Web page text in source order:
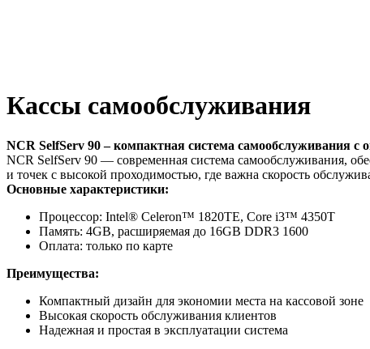
Кассы самообслуживания
NCR SelfServ 90 – компактная система самообслуживания с
NCR SelfServ 90 — современная система самообслуживания,
и точек с высокой проходимостью, где важна скорость
Основные характеристики:
Процессор: Intel® Celeron™ 1820TE, Core i3™ 4350T
Память: 4GB, расширяемая до 16GB DDR3 1600
Оплата: только по карте
Преимущества:
Компактный дизайн для экономии места на кассовой зоне
Высокая скорость обслуживания клиентов
Надежная и простая в эксплуатации система